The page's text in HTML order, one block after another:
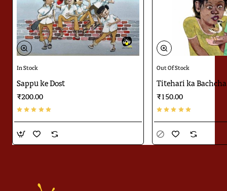
In Stock
Sappu ke Dost
₹200.00
Out Of Stock
Titehari ka Bachcha
₹150.00